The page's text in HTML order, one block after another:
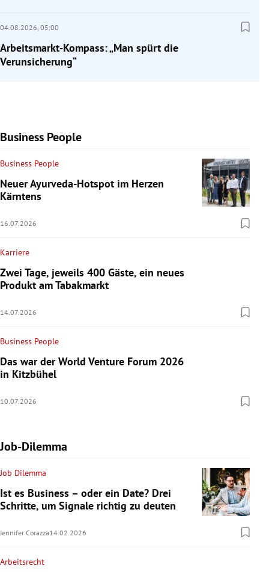
04.08.2026, 05:00
Arbeitsmarkt-Kompass: „Man spürt die
Verunsicherung“
Business People
Business People
Neuer Ayurveda-Hotspot im Herzen
Kärntens
16.07.2026
Karriere
Zwei Tage, jeweils 400 Gäste, ein neues
Produkt am Tabakmarkt
14.07.2026
Business People
Das war der World Venture Forum 2026
in Kitzbühel
10.07.2026
Job-Dilemma
Job Dilemma
Ist es Business – oder ein Date? Drei
Schritte, um Signale richtig zu deuten
Jennifer Corazza14.02.2026
Arbeitsrecht